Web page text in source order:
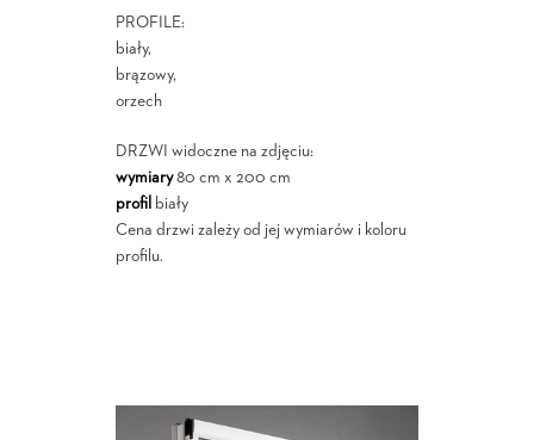
PROFILE:
biały,
brązowy,
orzech
DRZWI widoczne na zdjęciu:
wymiary80 cm x 200 cm
profil biały
Cena drzwi zależy od jej wymiarów i koloru
profilu.